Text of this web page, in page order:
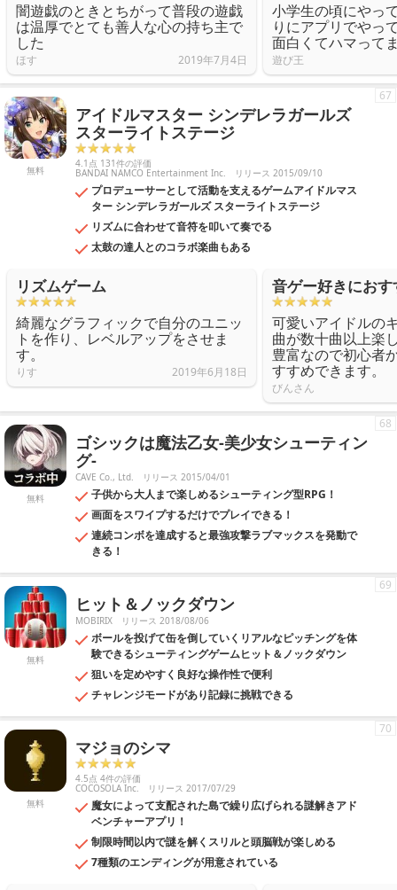
闇遊戯のときとちがって普段の遊戯
は温厚でとても善人な心の持ち主で
した
ほす 2019年7月4日
小学生の頃にやっ
りにアプリでやっ
面白くてハマって
遊び王
無料
アイドルマスター シンデレラガールズ
スターライトステージ
4.1点 131件の評価
BANDAI NAMCO Entertainment Inc. リリース 2015/09/10
プロデューサーとして活動を支えるゲームアイドルマス
ター シンデレラガールズ スターライトステージ
リズムに合わせて音符を叩いて奏でる
太鼓の達人とのコラボ楽曲もある
67
リズムゲーム
綺麗なグラフィックで自分のユニッ
トを作り、レベルアップをさせま
す。
りす 2019年6月18日
音ゲー好きにおす
可愛いアイドルの
曲が数十曲以上楽
豊富なので初心者
すすめできます。
びんさん
無料
ゴシックは魔法乙女-美少女シューティン
グ-
CAVE Co., Ltd. リリース 2015/04/01
子供から大人まで楽しめるシューティング型RPG！
画面をスワイプするだけでプレイできる！
連続コンボを達成すると最強攻撃ラブマックスを発動で
きる！
68
無料
ヒット＆ノックダウン
MOBIRIX リリース 2018/08/06
ボールを投げて缶を倒していくリアルなピッチングを体
験できるシューティングゲームヒット＆ノックダウン
狙いを定めやすく良好な操作性で便利
チャレンジモードがあり記録に挑戦できる
69
無料
マジョのシマ
4.5点 4件の評価
COCOSOLA Inc. リリース 2017/07/29
魔女によって支配された島で繰り広げられる謎解きアド
ベンチャーアプリ！
制限時間以内で謎を解くスリルと頭脳戦が楽しめる
7種類のエンディングが用意されている
70